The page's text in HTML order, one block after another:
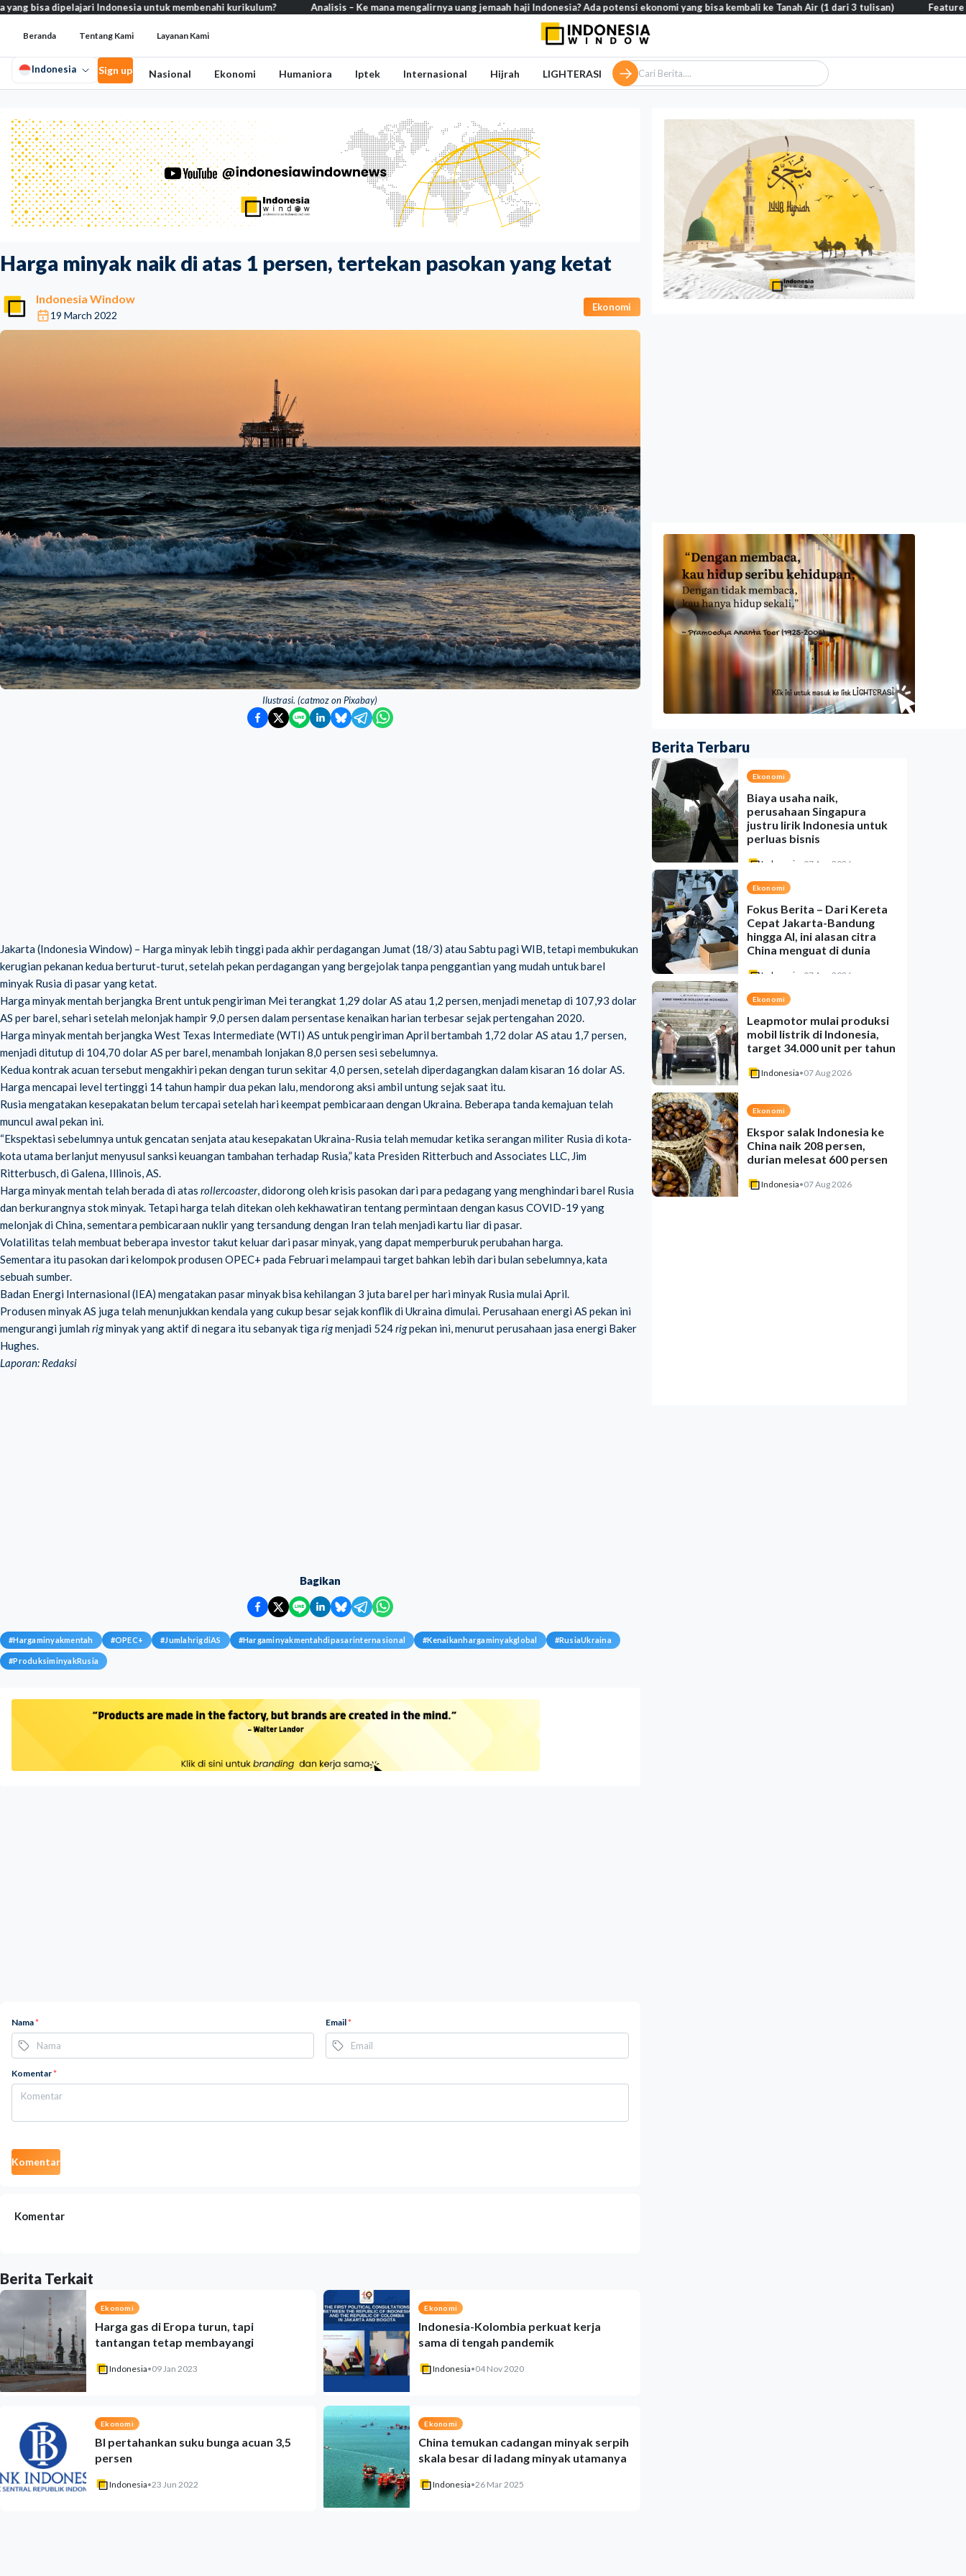
Harga minyak naik di atas 1 persen, tertekan pasokan yang ketat
Indonesia Window
19 March 2022
Ekonomi
Ilustrasi. (catmoz on Pixabay)
Jakarta (Indonesia Window) – Harga minyak lebih tinggi pada akhir perdagangan Jumat (18/3) atau Sabtu pagi WIB, tetapi membukukan
kerugian pekanan kedua berturut-turut, setelah pekan perdagangan yang bergejolak tanpa penggantian yang mudah untuk barel
minyak Rusia di pasar yang ketat.
Harga minyak mentah berjangka Brent untuk pengiriman Mei terangkat 1,29 dolar AS atau 1,2 persen, menjadi menetap di 107,93 dolar
AS per barel, sehari setelah melonjak hampir 9,0 persen dalam persentase kenaikan harian terbesar sejak pertengahan 2020.
Harga minyak mentah berjangka West Texas Intermediate (WTI) AS untuk pengiriman April bertambah 1,72 dolar AS atau 1,7 persen,
menjadi ditutup di 104,70 dolar AS per barel, menambah lonjakan 8,0 persen sesi sebelumnya.
Kedua kontrak acuan tersebut mengakhiri pekan dengan turun sekitar 4,0 persen, setelah diperdagangkan dalam kisaran 16 dolar AS.
Harga mencapai level tertinggi 14 tahun hampir dua pekan lalu, mendorong aksi ambil untung sejak saat itu.
Rusia mengatakan kesepakatan belum tercapai setelah hari keempat pembicaraan dengan Ukraina. Beberapa tanda kemajuan telah
muncul awal pekan ini.
“Ekspektasi sebelumnya untuk gencatan senjata atau kesepakatan Ukraina-Rusia telah memudar ketika serangan militer Rusia di kota-
kota utama berlanjut menyusul sanksi keuangan tambahan terhadap Rusia,” kata Presiden Ritterbuch and Associates LLC, Jim
Ritterbusch, di Galena, Illinois, AS.
Harga minyak mentah telah berada di atas rollercoaster, didorong oleh krisis pasokan dari para pedagang yang menghindari barel Rusia
dan berkurangnya stok minyak. Tetapi harga telah ditekan oleh kekhawatiran tentang permintaan dengan kasus COVID-19 yang
melonjak di China, sementara pembicaraan nuklir yang tersandung dengan Iran telah menjadi kartu liar di pasar.
Volatilitas telah membuat beberapa investor takut keluar dari pasar minyak, yang dapat memperburuk perubahan harga.
Sementara itu pasokan dari kelompok produsen OPEC+ pada Februari melampaui target bahkan lebih dari bulan sebelumnya, kata
sebuah sumber.
Badan Energi Internasional (IEA) mengatakan pasar minyak bisa kehilangan 3 juta barel per hari minyak Rusia mulai April.
Produsen minyak AS juga telah menunjukkan kendala yang cukup besar sejak konflik di Ukraina dimulai. Perusahaan energi AS pekan ini
mengurangi jumlahrigminyak yang aktif di negara itu sebanyak tigarigmenjadi 524rigpekan ini, menurut perusahaan jasa energi Baker
Hughes.
Laporan: Redaksi
Bagikan
#Hargaminyakmentah #OPEC+ #JumlahrigdiAS #Hargaminyakmentahdipasarinternasional #Kenaikanhargaminyakglobal #RusiaUkraina
#ProduksiminyakRusia
Nama* Email*
Komentar*
Komentar
Komentar
Berita Terkait
Ekonomi
Harga gas di Eropa turun, tapi
tantangan tetap membayangi
Indonesia•09 Jan 2023
Ekonomi
Indonesia-Kolombia perkuat kerja
sama di tengah pandemik
Indonesia•04 Nov 2020
Ekonomi
BI pertahankan suku bunga acuan 3,5
persen
Indonesia•23 Jun 2022
Ekonomi
China temukan cadangan minyak serpih
skala besar di ladang minyak utamanya
Indonesia•26 Mar 2025
Berita Terbaru
Ekonomi
Biaya usaha naik,
perusahaan Singapura
justru lirik Indonesia untuk
perluas bisnis
Indonesia 07 Aug 2026
Ekonomi
Fokus Berita – Dari Kereta
Cepat Jakarta-Bandung
hingga AI, ini alasan citra
China menguat di dunia
Indonesia 07 Aug 2026
Ekonomi
Leapmotor mulai produksi
mobil listrik di Indonesia,
target 34.000 unit per tahun
Indonesia•07 Aug 2026
Ekonomi
Ekspor salak Indonesia ke
China naik 208 persen,
durian melesat 600 persen
Indonesia•07 Aug 2026
Indonesia untuk membenahi kurikulum? Analisis – Ke mana mengalirnya uang jemaah haji Indonesia? Ada potensi ekonomi yang bisa kembali ke Tanah Air (1 dari 3 tulisan) Feature – Di tengah
Beranda Tentang Kami Layanan Kami
Indonesia Sign up Nasional Ekonomi Humaniora Iptek Internasional Hijrah LIGHTERASI